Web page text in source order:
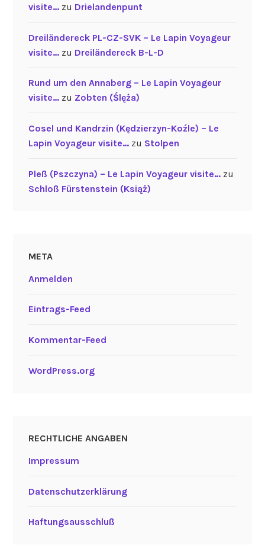
visite…zu Drielandenpunt
Dreiländereck PL-CZ-SVK – Le Lapin Voyageur
visite…zu Dreiländereck B-L-D
Rund um den Annaberg – Le Lapin Voyageur
visite…zu Zobten (Ślęża)
Cosel und Kandrzin (Kędzierzyn-Koźle) – Le
Lapin Voyageur visite…zu Stolpen
Pleß (Pszczyna) – Le Lapin Voyageur visite…zu
Schloß Fürstenstein (Książ)
META
Anmelden
Eintrags-Feed
Kommentar-Feed
WordPress.org
RECHTLICHE ANGABEN
Impressum
Datenschutzerklärung
Haftungsausschluß